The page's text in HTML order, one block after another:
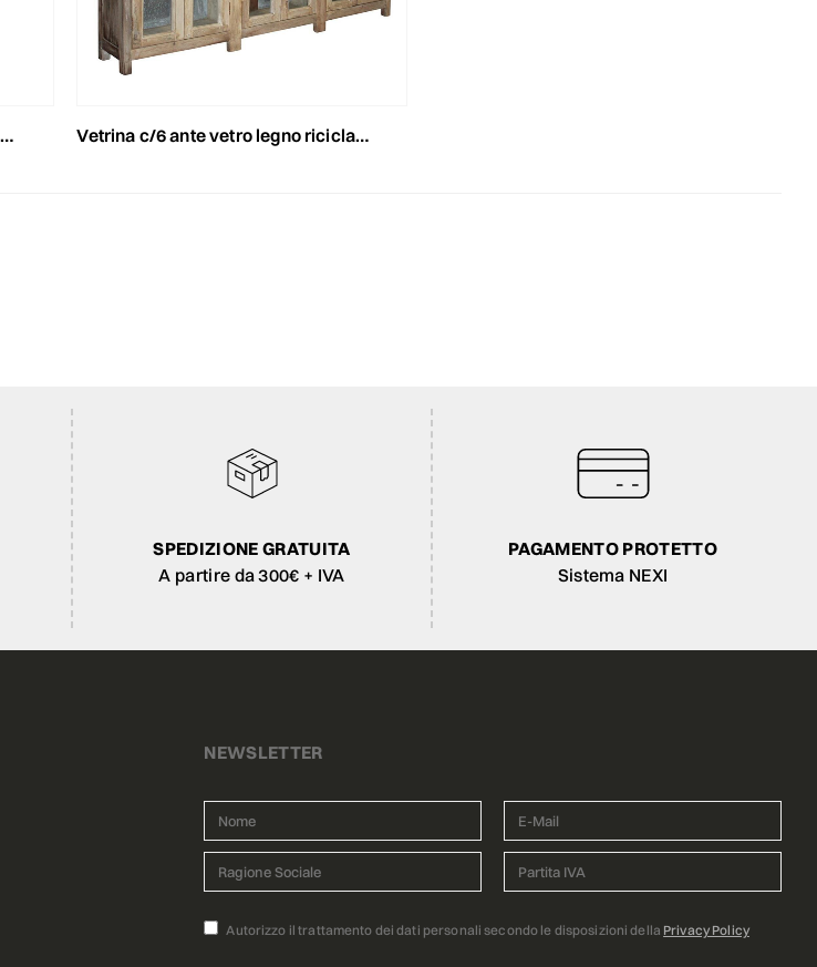
vetrina c/6 ante vetro legno riciclato 239x33 cm h.107 cm rovere
SPEDIZIONE GRATUITA
A partire da 300€ + IVA
PAGAMENTO PROTETTO
Sistema NEXI
NEWSLETTER
Autorizzo il trattamento dei dati personali secondo le disposizioni della Privacy Policy